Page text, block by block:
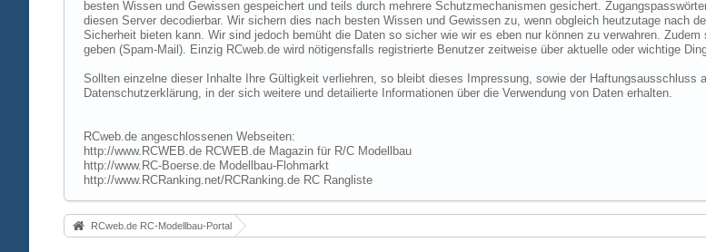
besten Wissen und Gewissen gespeichert und teils durch mehrere Schutzmechanismen gesichert.
diesen Server decodierbar. Wir sichern dies nach besten Wissen und Gewissen zu, wenn obgleich heutzutage nach
Sicherheit bieten kann. Wir sind jedoch bemüht die Daten so sicher wie wir es eben nur können zu verwahren.
geben (Spam-Mail). Einzig RCweb.de wird nötigensfalls registrierte Benutzer zeitweise über aktuelle oder wichtige
Sollten einzelne dieser Inhalte Ihre Gültigkeit verliehren, so bleibt dieses Impressung, sowie der
Datenschutzerklärung, in der sich weitere und detailierte Informationen über die Verwendung von Daten erhalten.
RCweb.de angeschlossenen Webseiten:
http://www.RCWEB.de RCWEB.de Magazin für R/C Modellbau
http://www.RC-Boerse.de Modellbau-Flohmarkt
http://www.RCRanking.net/RCRanking.de RC Rangliste
RCweb.de RC-Modellbau-Portal